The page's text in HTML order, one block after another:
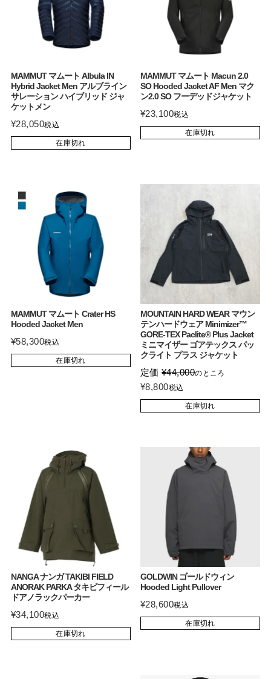
MAMMUT マムート Albula IN
Hybrid Jacket Men アルブライン
サレーション ハイブリッド ジャ
ケットメン
¥28,050税込
在庫切れ
MAMMUT マムート Macun 2.0
SO Hooded Jacket AF Men マク
ン2.0 SO フーデッドジャケット
¥23,100税込
在庫切れ
MAMMUT マムート Crater HS
Hooded Jacket Men
¥58,300税込
在庫切れ
MOUNTAIN HARD WEAR マウン
テンハードウェア Minimizer™
GORE-TEX Paclite® Plus Jacket
ミニマイザー ゴアテックス パッ
クライト プラス ジャケット
定価 ¥44,000のところ
¥8,800税込
在庫切れ
NANGA ナンガ TAKIBI FIELD
ANORAK PARKA タキビフィール
ドアノラックパーカー
¥34,100税込
在庫切れ
GOLDWIN ゴールドウィン
Hooded Light Pullover
¥28,600税込
在庫切れ